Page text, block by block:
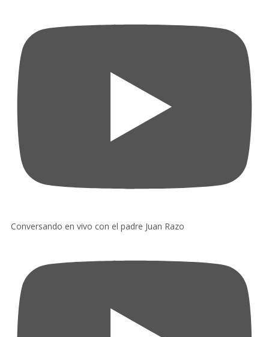
Conversando en vivo con el padre Juan Razo